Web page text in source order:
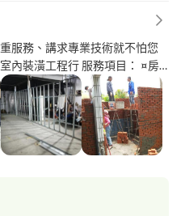
服務、講求專業技術就不怕您
內裝潢工程行 服務項目： ¤房
工程 ¤室內外油漆>頂樓防水工
>更換浪板>圍籬>鐵皮防鏽處
專頁搜尋：銘潔室內裝修工程行